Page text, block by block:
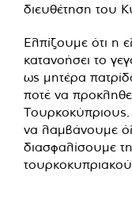
διευθέτηση του
Ελπίζουμε ότι η
κατανοήσει το
ως μητέρα
ποτέ να
Τουρκοκύπριους.
να λαμβάνουμε
διασφαλίσουμε